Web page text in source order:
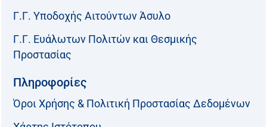
Γ.Γ. Υποδοχής Αιτούντων Άσυλο
Γ.Γ. Ευάλωτων Πολιτών και Θεσμικής
Προστασίας
Πληροφορίες
Όροι Χρήσης & Πολιτική Προστασίας Δεδομένων